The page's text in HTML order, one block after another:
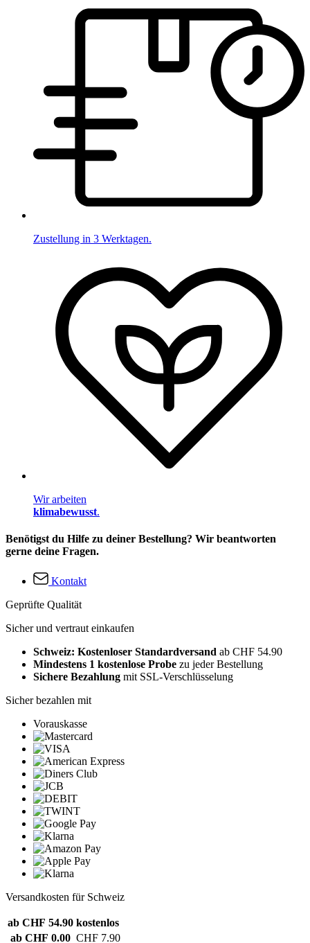
Zustellung in 3 Werktagen.
Wir arbeiten
klimabewusst.
Benötigst du Hilfe zu deiner Bestellung? Wir beantworten
gerne deine Fragen.
Kontakt
Geprüfte Qualität
Sicher und vertraut einkaufen
Schweiz: Kostenloser Standardversand ab CHF 54.90
Mindestens 1 kostenlose Probe zu jeder Bestellung
Sichere Bezahlung mit SSL-Verschlüsselung
Sicher bezahlen mit
Vorauskasse
Versandkosten für Schweiz
ab CHF 54.90 kostenlos
ab CHF 0.00 CHF 7.90